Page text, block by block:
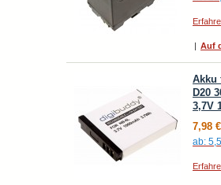
| Auf
Akku
D20
3,7V
7,98 €
ab: